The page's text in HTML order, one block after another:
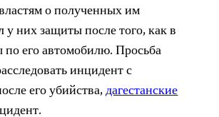
о полученных им
них защиты после того, как в
его автомобилю. Просьба
инцидент с
его убийства,дагестанские